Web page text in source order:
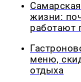
жизни:
работают
меню,
отдыха